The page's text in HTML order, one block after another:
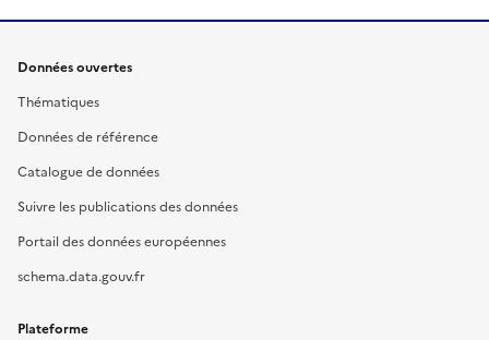
Données ouvertes
Thématiques
Données de référence
Catalogue de données
Suivre les publications des données
Portail des données européennes
schema.data.gouv.fr
Plateforme